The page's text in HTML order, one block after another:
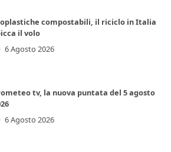
compostabili, il riciclo in Italia
il volo
6 Agosto 2026
tv, la nuova puntata del 5 agosto
6 Agosto 2026